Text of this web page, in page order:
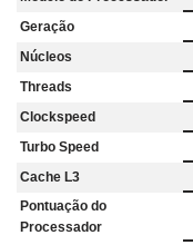
Geração
Núcleos
Threads
Clockspeed
Turbo Speed
Cache L3
Pontuação do
Processador